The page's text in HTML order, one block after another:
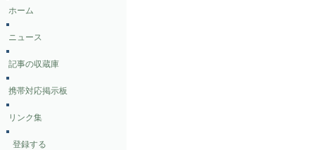
ホーム
ニュース
記事の収蔵庫
携帯対応掲示板
リンク集
登録する